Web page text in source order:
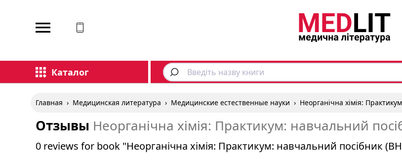
Каталог
Главная › Медицинская литература › Медицинские естественные науки › Неорганічна хімія:
Отзывы Неорганічна хімія: Практикум: навчальний
0 reviews for book "Неорганічна хімія: Практикум: навчальний посібник